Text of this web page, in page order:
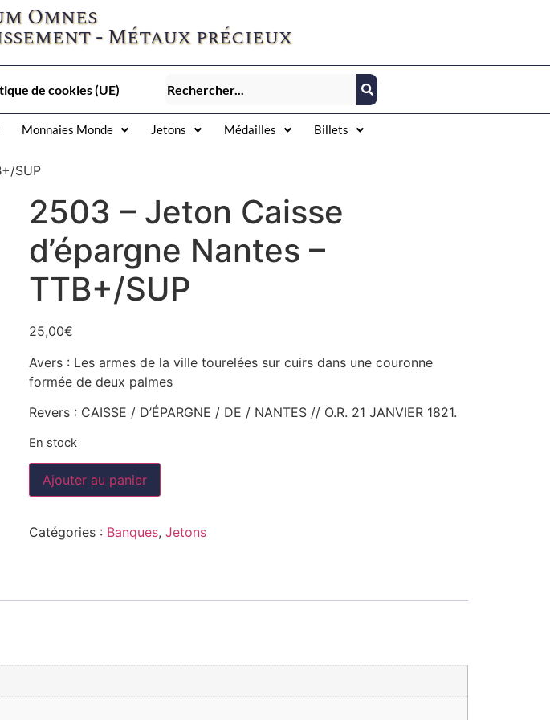
Omnes
- Métaux précieux
de cookies (UE)
Monnaies Monde Jetons Médailles
Billets
SUP
2503 – Jeton Caisse
d’épargne Nantes –
TTB+/SUP
25,00€
Avers : Les armes de la ville tourelées sur cuirs dans une couronne
formée de deux palmes
Revers : CAISSE / D’ÉPARGNE / DE / NANTES // O.R. 21 JANVIER 1821.
En stock
Ajouter au panier
Catégories : Banques, Jetons